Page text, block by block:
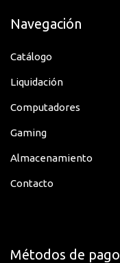
Navegación
Catálogo
Liquidación
Computadores
Gaming
Almacenamiento
Contacto
Métodos de pago